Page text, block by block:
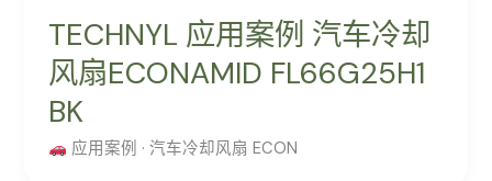
TECHNYL 应用案例 汽车冷却
风扇ECONAMID FL66G25H1
BK
应用案例 · 汽车冷却风扇 ECON